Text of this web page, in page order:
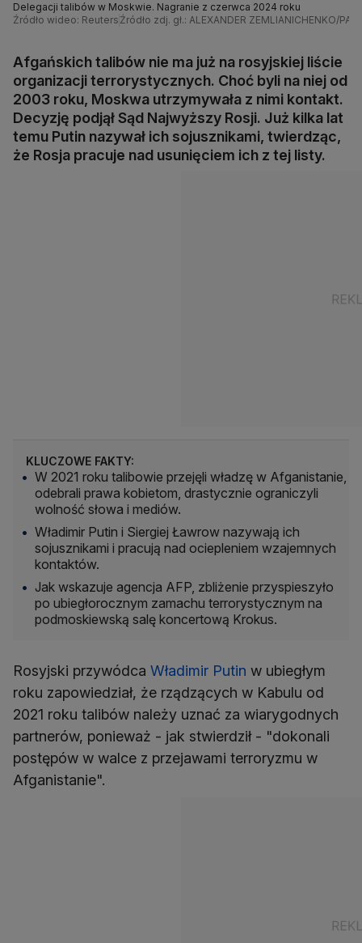
Delegacji talibów w Moskwie. Nagranie z czerwca 2024 roku
Źródło wideo: Reuters Źródło zdj. gł.: ALEXANDER ZEMLIANICHENKO/PAP
Afgańskich talibów nie ma już na rosyjskiej liście
organizacji terrorystycznych. Choć byli na niej od
2003 roku, Moskwa utrzymywała z nimi kontakt.
Decyzję podjął Sąd Najwyższy Rosji. Już kilka lat
temu Putin nazywał ich sojusznikami, twierdząc,
że Rosja pracuje nad usunięciem ich z tej listy.
KLUCZOWE FAKTY:
W 2021 roku talibowie przejęli władzę w Afganistanie,
odebrali prawa kobietom, drastycznie ograniczyli
wolność słowa i mediów.
Władimir Putin i Siergiej Ławrow nazywają ich
sojusznikami i pracują nad ociepleniem wzajemnych
kontaktów.
Jak wskazuje agencja AFP, zbliżenie przyspieszyło
po ubiegłorocznym zamachu terrorystycznym na
podmoskiewską salę koncertową Krokus.
Rosyjski przywódca Władimir Putin w ubiegłym
roku zapowiedział, że rządzących w Kabulu od
2021 roku talibów należy uznać za wiarygodnych
partnerów, ponieważ - jak stwierdził - "dokonali
postępów w walce z przejawami terroryzmu w
Afganistanie".